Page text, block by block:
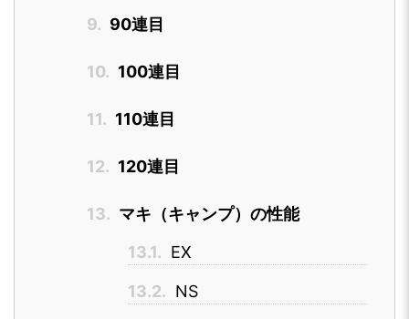
9. 90連目
10. 100連目
11. 110連目
12. 120連目
13. マキ（キャンプ）の性能
13.1. EX
13.2. NS